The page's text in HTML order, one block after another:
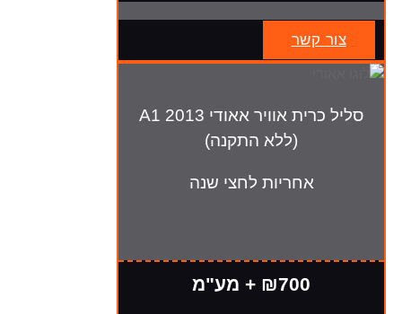
צור קשר
סליל כרית אוויר אאודי A1 2013
(ללא התקנה)
אחריות לחצי שנה
₪700 + מע"מ